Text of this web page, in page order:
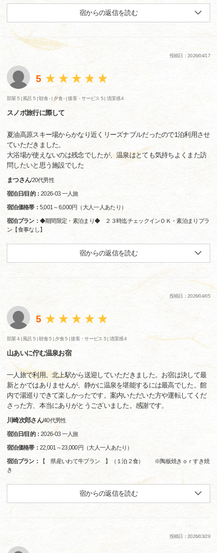
宿からの返信を読む
投稿日：2026/04/17
5
部屋 5 | 風呂 5 |朝食 - | 夕食 - |接客・サービス 5 |清潔感 4
スノボ旅行に際して
夏油高原スキー場からかなり近くリーズナブルだったので1泊利用させ
ていただきました。
大浴場が使えないのは残念でしたが、温泉はとても気持ちよくまた訪
問したいと思う施設でした
まつさん/20代男性
宿泊日/目的：2026-03 一人旅
宿泊価格帯： 5,001～6,000円（大人一人あたり）
宿泊プラン： ◆期間限定・素泊まり◆ ２３時迄チェックインＯＫ・素泊まりプラ
ン【食事なし】
宿からの返信を読む
投稿日：2026/04/05
5
部屋 4 | 風呂 5 |朝食 5 | 夕食 5 |接客・サービス 5 |清潔感 4
山あいに佇む温泉お宿
一人旅で利用。北上駅から送迎していただきました。お宿は決して最
新とかではありませんが、静かに温泉を堪能するには最高でした。館
内で湯巡りできて楽しかったです。案内いただいた方や運転してくだ
さった方、本当にありがとうございました。感謝です。
川崎次郎さん/40代男性
宿泊日/目的：2026-03 一人旅
宿泊価格帯： 22,001～23,000円（大人一人あたり）
宿泊プラン：
【 県産いわて牛プラン 】（１泊２食） ※陶板焼きｏｒすき焼
き
宿からの返信を読む
投稿日：2026/03/29